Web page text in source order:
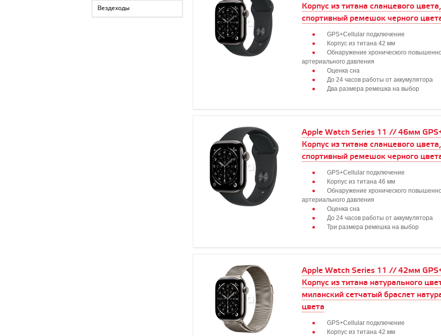
Вездеходы
Корпус из титана сланцевого цвета,
спортивный ремешок черного
GPS+Cellular подключение
Корпус из титана 42 мм
Обнаружение хронического
артериального давления
Оценка сна
До 24 часов работы от аккумулятора
Два размера ремешка на выбор
Apple Watch Series 11 // 46мм
Корпус из титана сланцевого цвета,
спортивный ремешок черного
GPS+Cellular подключение
Корпус из титана 46 мм
Обнаружение хронического
артериального давления
Оценка сна
До 24 часов работы от аккумулятора
Три размера ремешка на выбор
Apple Watch Series 11 // 42мм
Корпус из титана натурального
миланский сетчатый браслет
цвета
GPS+Cellular подключение
Корпус из титана 42 мм